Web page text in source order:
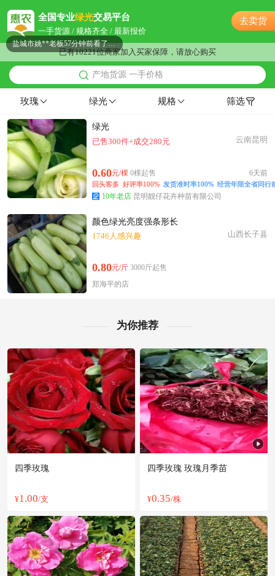
全国专业绿光交易平台
一手货源 / 规格齐全 / 最新报价
去卖货
已有10221位商家加入买家保障，请放心购买
产地货源 一手价格
附近潘**老板21小时前看了商品
盐城市姚**老板57分钟前看了商品
附近董**老板28分钟前成功采购
附近冯**老板20分钟前询价供应商
附近蒋**老板11小时前看了商品
附近何**老板24分钟前看了商品
盐城市姜**老板10小时前获取了报价
附近邹**老板22分钟前看了商品
盐城市徐**老板11小时前看了商品
附近陆**老板13小时前成功采购
盐城市孙**老板37分钟前获取了报价
附近葛**老板19小时前询价供应商
附近姚**老板33分钟前看了商品
盐城市戚**老板20分钟前看了商品
附近赵**老板6小时前成功采购
附近岳**老板8分钟前获取了报价
玫瑰 绿光 规格 筛选
绿光
已售300件+成交280元
云南昆明
0.60元/棵 0棵起售 6天前
回头客多 好评率100% 发货准时率100% 经营年限全省同行
10年老店 昆明靓仔花卉种苗有限公司
颜色绿光亮度强条形长
1746人感兴趣
山西长子县
0.80元/斤 3000斤起售
郑海平的店
为你推荐
四季玫瑰
¥1.00/支
四季玫瑰 玫瑰月季苗
¥0.35/株